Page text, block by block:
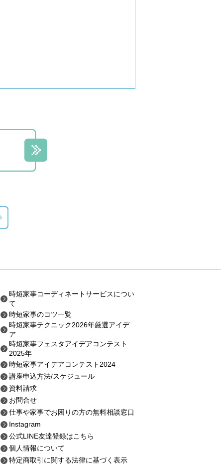
時短家事コーディネートサービスについ
て
時短家事のコツ一覧
時短家事テクニック2026年厳選アイデ
ア
時短家事フェスタアイデアコンテスト
2025年
時短家事アイデアコンテスト2024
講座申込方法/スケジュール
資料請求
お問合せ
仕事や家事でお困りの方の無料相談窓口
Instagram
公式LINE友達登録はこちら
個人情報について
特定商取引に関する法律に基づく表示